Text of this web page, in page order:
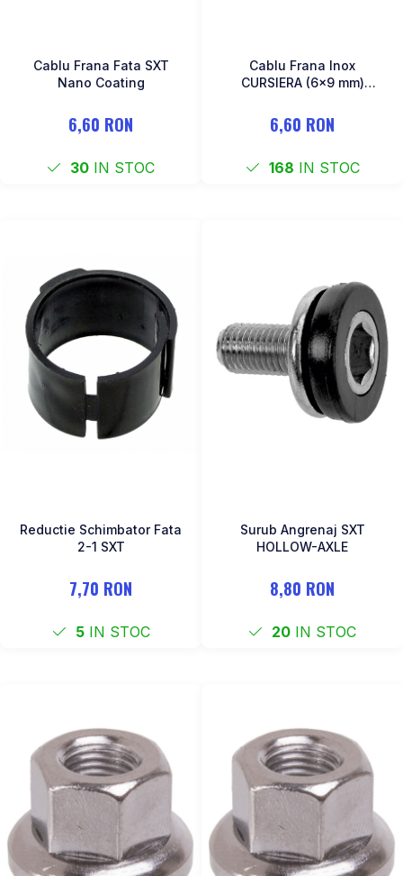
Cablu Frana Fata SXT
Nano Coating
6,60 RON
30 IN STOC
Cablu Frana Inox
CURSIERA (6x9 mm)
6,60 RON
168 IN STOC
Reductie Schimbator Fata
2-1 SXT
7,70 RON
5IN STOC
Surub Angrenaj SXT
HOLLOW-AXLE
8,80 RON
20 IN STOC